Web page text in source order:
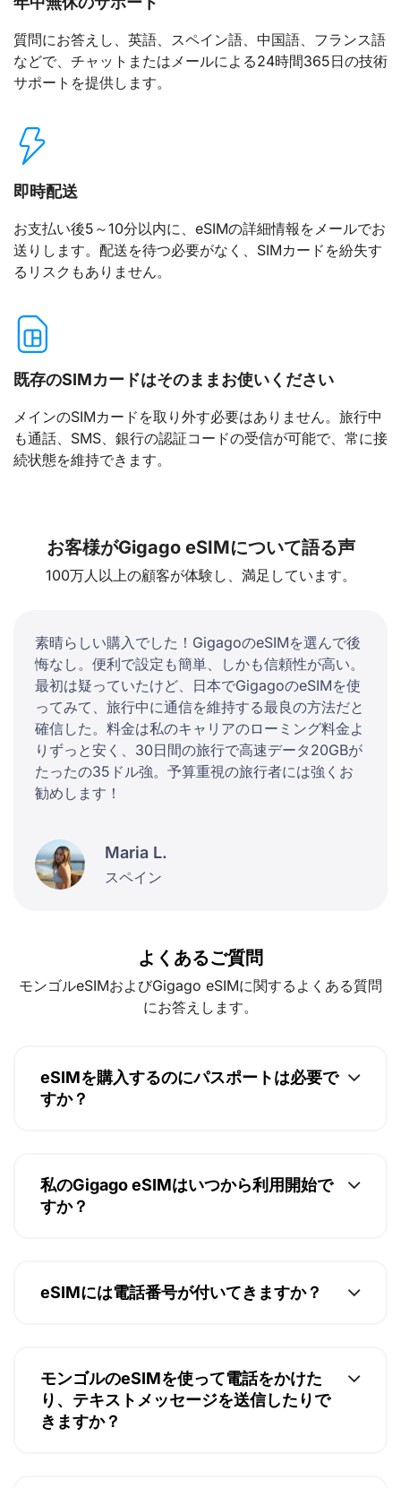
質問にお答えし、英語、スペイン語、中国語、フランス語
などで、チャットまたはメールによる24時間365日の技術
サポートを提供します。
即時配送
お支払い後5～10分以内に、eSIMの詳細情報をメールでお
送りします。配送を待つ必要がなく、SIMカードを紛失す
るリスクもありません。
既存のSIMカードはそのままお使いください
メインのSIMカードを取り外す必要はありません。旅行中
も通話、SMS、銀行の認証コードの受信が可能で、常に接
続状態を維持できます。
お客様がGigago eSIMについて語る声
100万人以上の顧客が体験し、満足しています。
素晴らしい購入でした！GigagoのeSIMを選んで後
悔なし。便利で設定も簡単、しかも信頼性が高い。
最初は疑っていたけど、日本でGigagoのeSIMを使
ってみて、旅行中に通信を維持する最良の方法だと
確信した。料金は私のキャリアのローミング料金よ
りずっと安く、30日間の旅行で高速データ20GBが
たったの35ドル強。予算重視の旅行者には強くお
勧めします！
Maria L.
スペイン
よくあるご質問
モンゴルeSIMおよびGigago eSIMに関するよくある質問
にお答えします。
eSIMを購入するのにパスポートは必要で
すか？
私のGigago eSIMはいつから利用開始で
すか？
eSIMには電話番号が付いてきますか？
モンゴルのeSIMを使って電話をかけた
り、テキストメッセージを送信したりで
きますか？